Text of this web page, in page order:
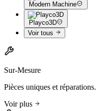
Modern Machine
Playco3D
Voir tous
Sur-Mesure
Pièces uniques et réparations.
Voir plus